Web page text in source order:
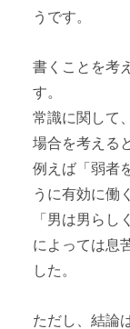
うです。
書くことを考
す。
常識に関して
場合を考える
例えば「弱者
うに有効に働
「男は男らし
によっては息
した。
ただし、結論